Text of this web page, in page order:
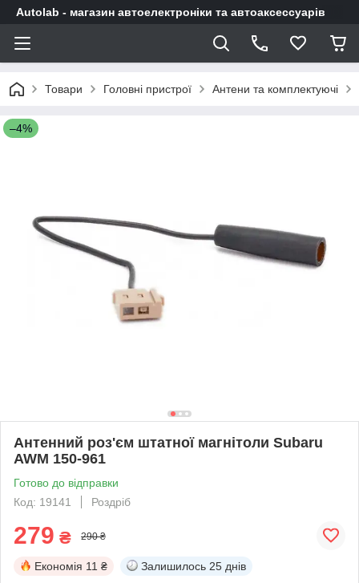
Autolab - магазин автоелектроніки та автоаксессуарів
Товари Головні пристрої Антени та комплектуючі
–4%
Антенний роз'єм штатної магнітоли Subaru
AWM 150-961
Готово до відправки
Код: 19141
Роздріб
279 ₴ 290 ₴
Економія 11 ₴ Залишилось 25 днів